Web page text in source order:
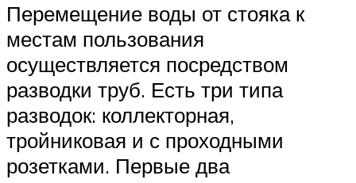
Перемещение воды от стояка к
местам пользования
осуществляется посредством
разводки труб. Есть три типа
разводок: коллекторная,
тройниковая и с проходными
розетками. Первые два